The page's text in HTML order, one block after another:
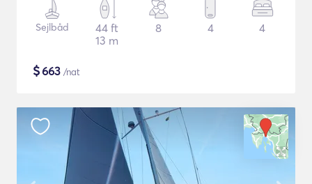
Sejlbåd
44 ft
13 m
8 4 4
$663 /nat